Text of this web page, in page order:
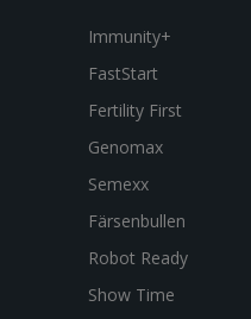
Immunity+
FastStart
Fertility First
Genomax
Semexx
Färsenbullen
Robot Ready
Show Time